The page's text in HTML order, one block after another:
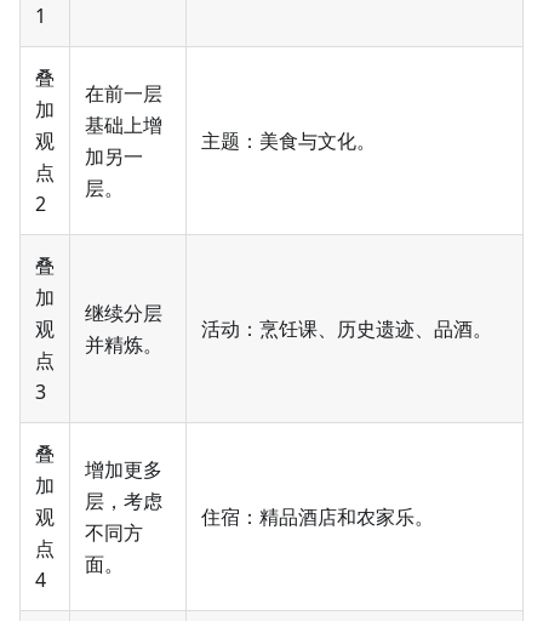
1
叠
加
观
点
2
在前一层
基础上增
加另一
层。
主题：美食与文化。
叠
加
观
点
3
继续分层
并精炼。
活动：烹饪课、历史遗迹、品酒。
叠
加
观
点
4
增加更多
层，考虑
不同方
面。
住宿：精品酒店和农家乐。